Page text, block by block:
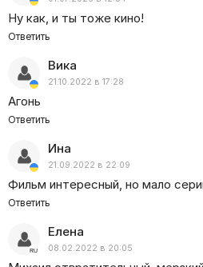
решает, что школьнице нужно
покинуть страну. Очевидно, что
Ну как, и ты тоже кино!
Ответить
Вика
21.10.2022 в 17:28
Агонь
Ответить
Ина
21.09.2022 в 22:09
Фильм интересный, но мало
Ответить
Елена
08.02.2022 в 20:05